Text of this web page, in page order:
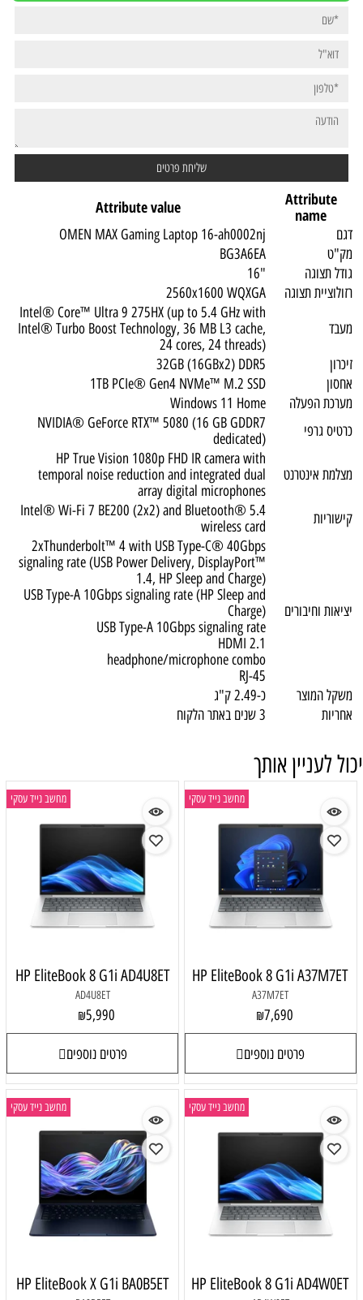
Attribute
name
Attribute value
דגם
OMEN MAX Gaming Laptop 16-ah0002nj
מק"ט
BG3A6EA
גודל תצוגה
"16
רזולוציית תצוגה
2560x1600 WQXGA
מעבד
Intel® Core™ Ultra 9 275HX (up to 5.4 GHz with
Intel® Turbo Boost Technology, 36 MB L3 cache,
24 cores, 24 threads)
זיכרון
32GB (16GBx2) DDR5
אחסון
1TB PCIe® Gen4 NVMe™ M.2 SSD
מערכת הפעלה
Windows 11 Home
כרטיס גרפי
NVIDIA® GeForce RTX™ 5080 (16 GB GDDR7
dedicated)
מצלמת אינטרנט
HP True Vision 1080p FHD IR camera with
temporal noise reduction and integrated dual
array digital microphones
קישוריות
Intel® Wi-Fi 7 BE200 (2x2) and Bluetooth® 5.4
wireless card
יציאות וחיבורים
2xThunderbolt™ 4 with USB Type-C® 40Gbps
signaling rate (USB Power Delivery, DisplayPort™
1.4, HP Sleep and Charge)
USB Type-A 10Gbps signaling rate (HP Sleep and
Charge)
USB Type-A 10Gbps signaling rate
HDMI 2.1
headphone/microphone combo
RJ-45
משקל המוצר
כ-2.49 ק"ג
אחריות
3 שנים באתר הלקוח
יכול לעניין אותך
מחשב נייד עסקי
HP EliteBook 8 G1i A37M7ET
A37M7ET
₪7,690
פרטים נוספים
מחשב נייד עסקי
HP EliteBook 8 G1i AD4U8ET
AD4U8ET
₪5,990
פרטים נוספים
מחשב נייד עסקי
HP EliteBook 8 G1i AD4W0ET
מחשב נייד עסקי
HP EliteBook X G1i BA0B5ET